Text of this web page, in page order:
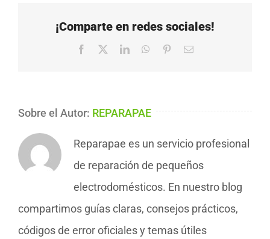
¡Comparte en redes sociales!
Facebook LinkedInWhatsApp
PinterestCorreo
Sobre el Autor: REPARAPAE
Reparapae es un servicio profesional
de reparación de pequeños
electrodomésticos. En nuestro blog
compartimos guías claras, consejos prácticos,
códigos de error oficiales y temas útiles